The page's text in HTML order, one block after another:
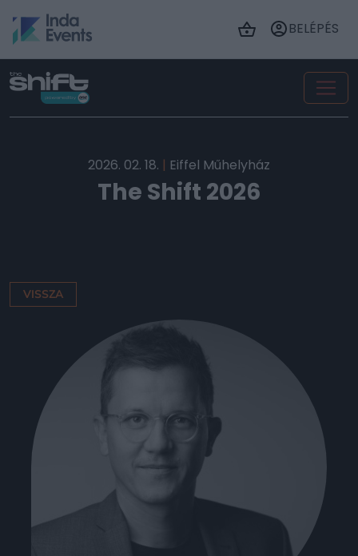
BELÉPÉS
2026. 02. 18. | Eiffel Műhelyház
The Shift 2026
VISSZA